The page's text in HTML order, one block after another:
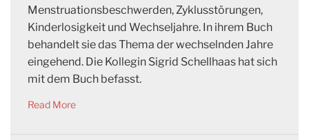
Menstruationsbeschwerden, Zyklusstörungen,
Kinderlosigkeit und Wechseljahre. In ihrem Buch
behandelt sie das Thema der wechselnden Jahre
eingehend. Die Kollegin Sigrid Schellhaas hat sich
mit dem Buch befasst.
Read More